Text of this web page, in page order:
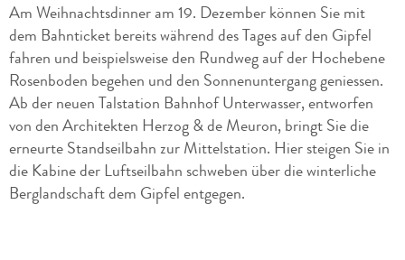
Am Weihnachtsdinner am 19. Dezember können Sie mit
dem Bahnticket bereits während des Tages auf den Gipfel
fahren und beispielsweise den Rundweg auf der Hochebene
Rosenboden begehen und den Sonnenuntergang geniessen.
Ab der neuen Talstation Bahnhof Unterwasser, entworfen
von den Architekten Herzog & de Meuron, bringt Sie die
erneurte Standseilbahn zur Mittelstation. Hier steigen Sie in
die Kabine der Luftseilbahn schweben über die winterliche
Berglandschaft dem Gipfel entgegen.